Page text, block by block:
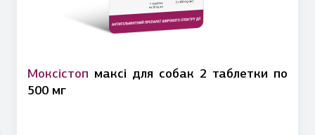
Моксістоп максі для собак 2 таблетки по
500 мг